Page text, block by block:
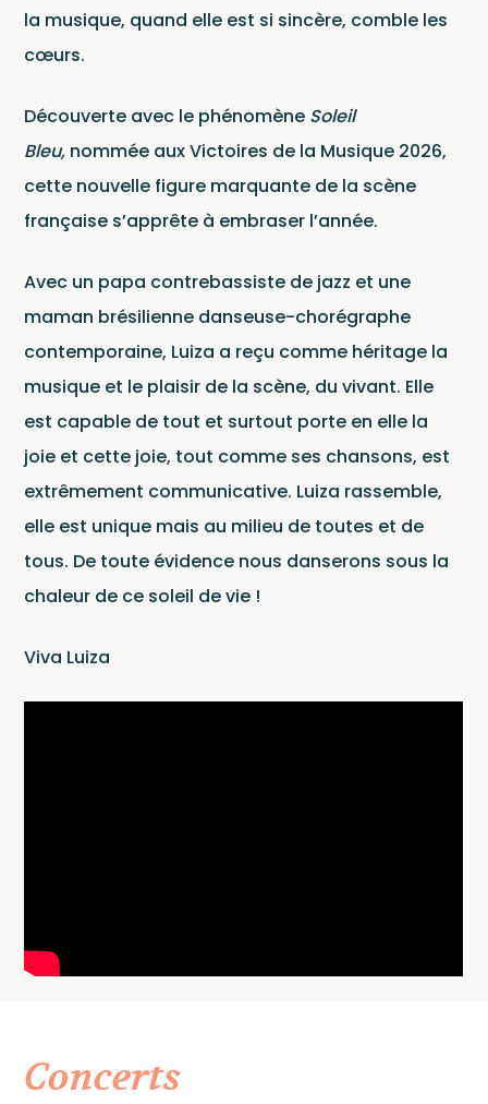
Le
la musique, quand elle est si sincère, comble les
cœurs.
Découverte avec le phénomène Soleil
Bleu, nommée aux Victoires de la Musique 2026,
cette nouvelle figure marquante de la scène
française s’apprête à embraser l’année.
Avec un papa contrebassiste de jazz et une
maman brésilienne danseuse-chorégraphe
contemporaine, Luiza a reçu comme héritage la
musique et le plaisir de la scène, du vivant. Elle
est capable de tout et surtout porte en elle la
joie et cette joie, tout comme ses chansons, est
extrêmement communicative. Luiza rassemble,
elle est unique mais au milieu de toutes et de
tous. De toute évidence nous danserons sous la
chaleur de ce soleil de vie !
Viva Luiza
Concerts
Ce site est protégé par reCAPTCHA et Google
Politique de confidentialitéet
Conditions d'utilisation.